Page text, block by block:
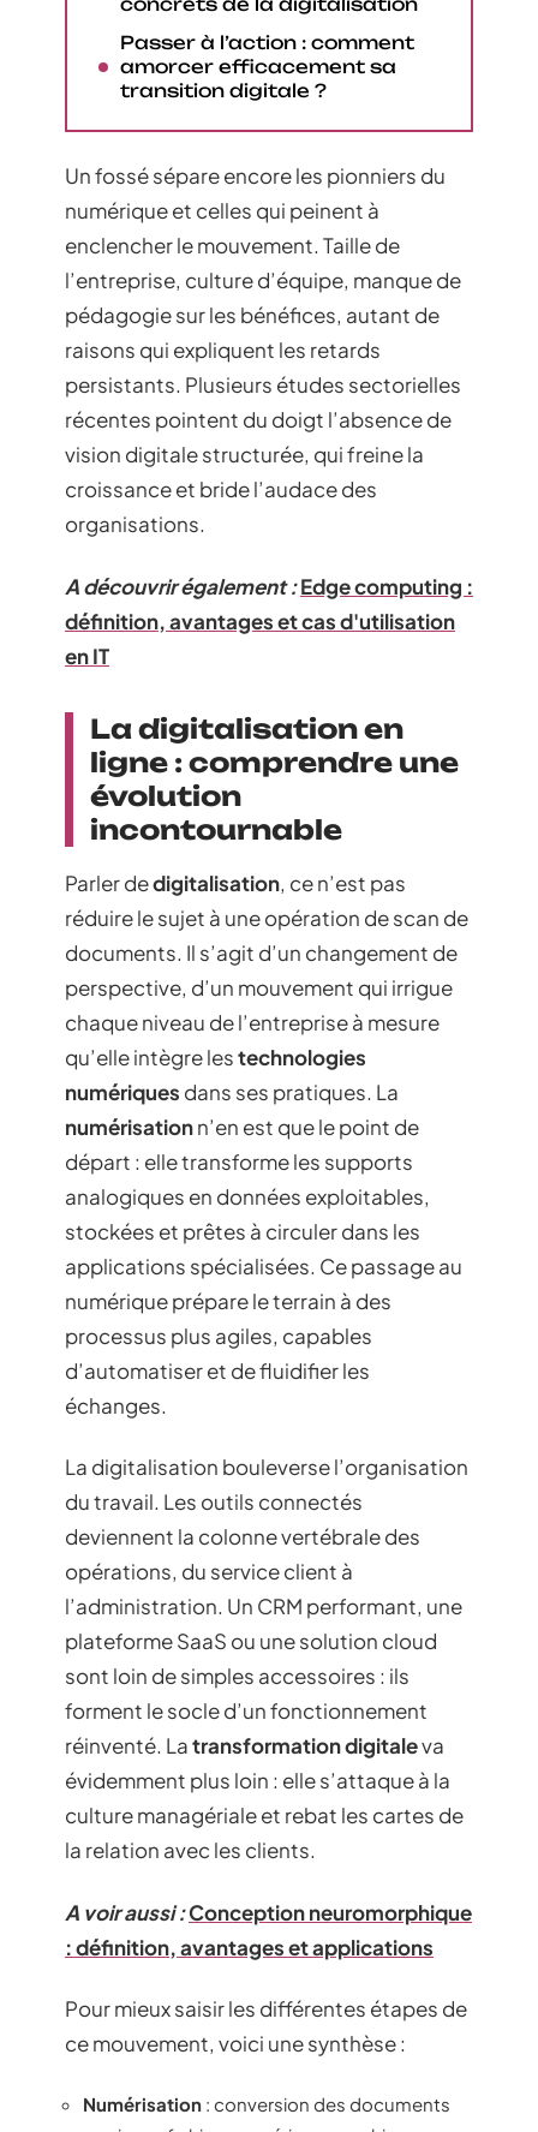
Passer à l’action : comment
amorcer efficacement sa
transition digitale ?
Un fossé sépare encore les pionniers du
numérique et celles qui peinent à
enclencher le mouvement. Taille de
l’entreprise, culture d’équipe, manque de
pédagogie sur les bénéfices, autant de
raisons qui expliquent les retards
persistants. Plusieurs études sectorielles
récentes pointent du doigt l’absence de
vision digitale structurée, qui freine la
croissance et bride l’audace des
organisations.
A découvrir également :Edge computing :
définition, avantages et cas d'utilisation
en IT
La digitalisation en
ligne : comprendre une
évolution
incontournable
Parler dedigitalisation, ce n’est pas
réduire le sujet à une opération de scan de
documents. Il s’agit d’un changement de
perspective, d’un mouvement qui irrigue
chaque niveau de l’entreprise à mesure
qu’elle intègre lestechnologies
numériques dans ses pratiques. La
numérisationn’en est que le point de
départ : elle transforme les supports
analogiques en données exploitables,
stockées et prêtes à circuler dans les
applications spécialisées. Ce passage au
numérique prépare le terrain à des
processus plus agiles, capables
d’automatiser et de fluidifier les
échanges.
La digitalisation bouleverse l’organisation
du travail. Les outils connectés
deviennent la colonne vertébrale des
opérations, du service client à
l’administration. Un CRM performant, une
plateforme SaaS ou une solution cloud
sont loin de simples accessoires : ils
forment le socle d’un fonctionnement
réinventé. Latransformation digitaleva
évidemment plus loin : elle s’attaque à la
culture managériale et rebat les cartes de
la relation avec les clients.
A voir aussi :Conception neuromorphique
: définition, avantages et applications
Pour mieux saisir les différentes étapes de
ce mouvement, voici une synthèse :
Numérisation : conversion des documents